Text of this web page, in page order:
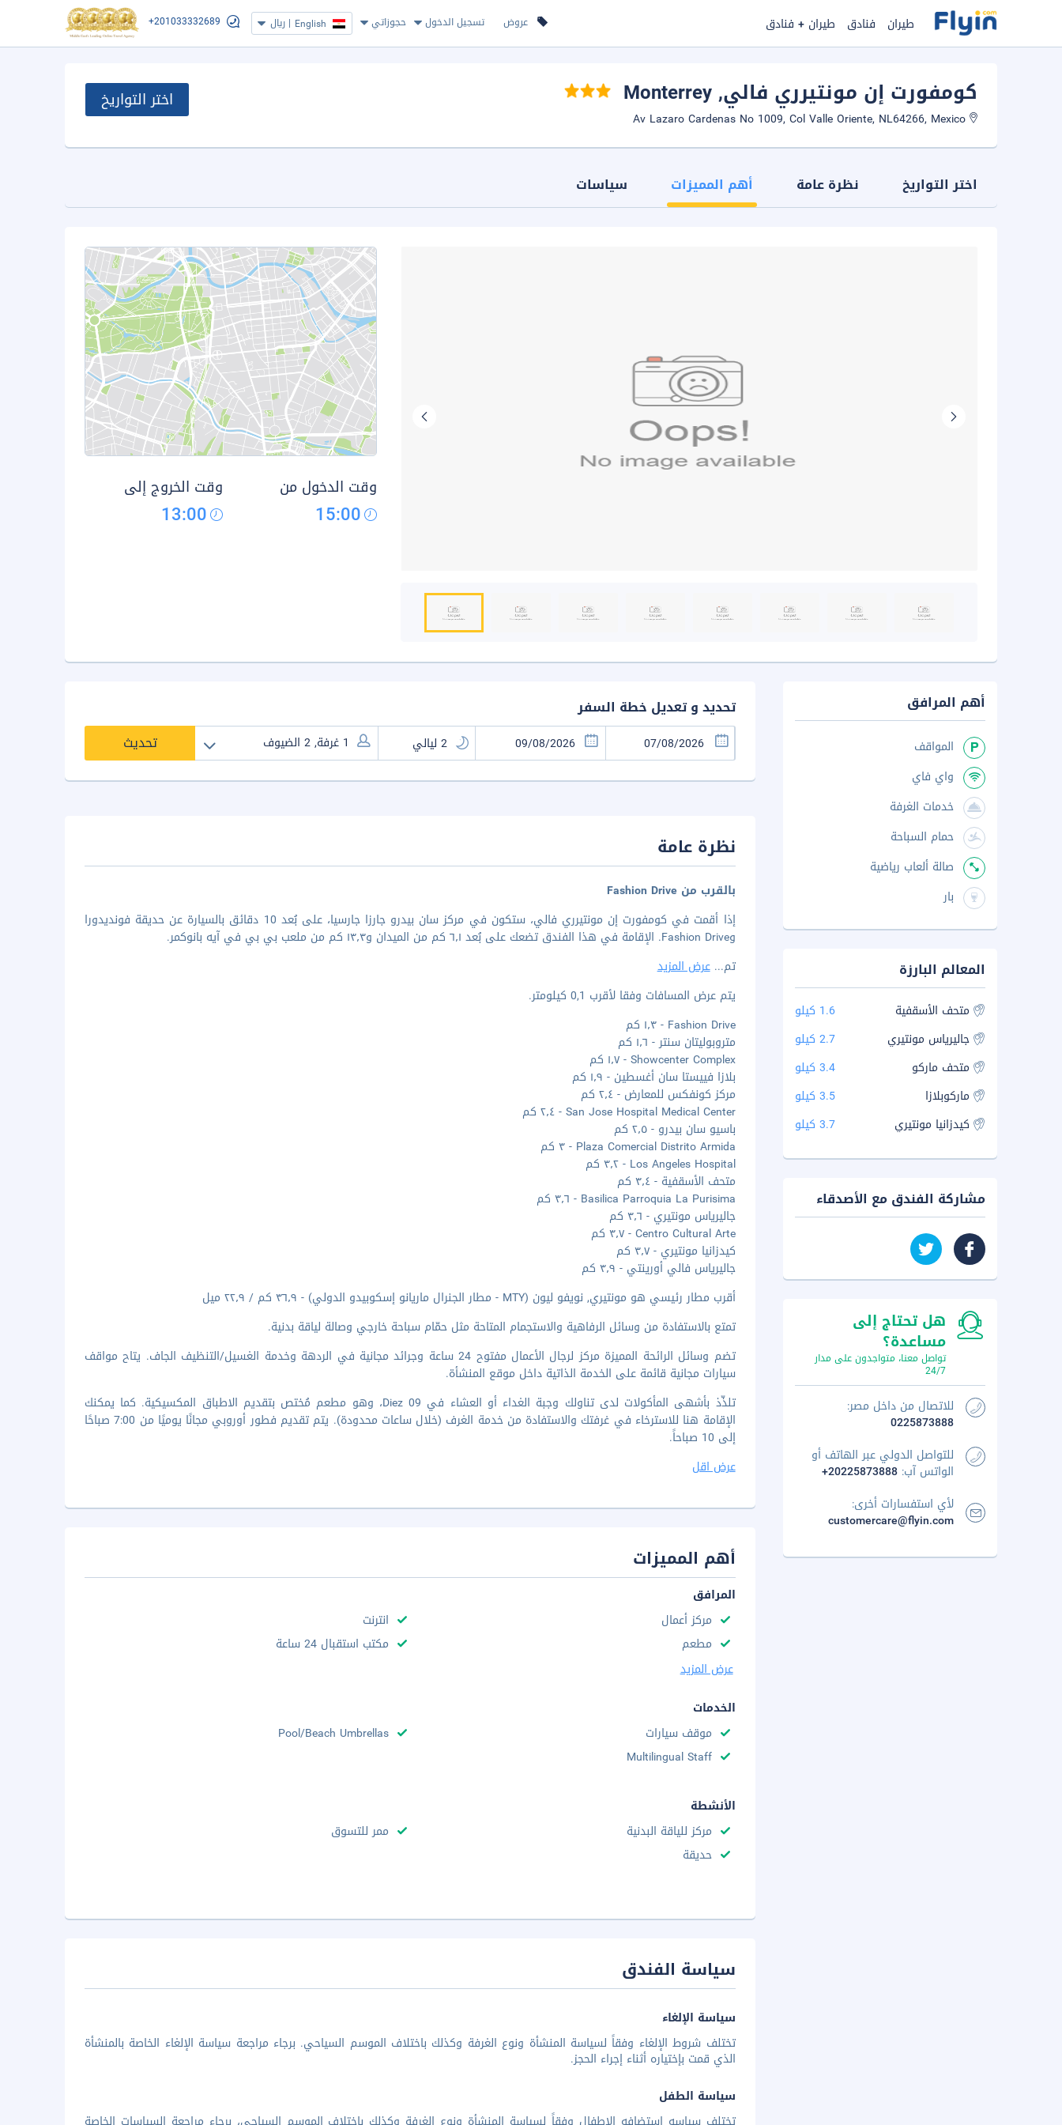
عروض تسجيل الدخول حجوزاتي English
| ريال +201033332689 طيران فنادق طيران + فنادق
كومفورت إن مونتيرري فالي, Monterrey اختر التواريخ
اختر التواريخ نظرة عامة أهم المميزات سياسات
وقت الدخول من
15:00
وقت الخروج إلى
13:00
تحديد و تعديل خطة السفر
تحديث
نظرة عامة
بالقرب من Fashion Drive
إذا أقمت في كومفورت إن مونتيرري فالي، ستكون في مركز سان بيدرو جارزا جارسيا، على بُعد 10 دقائق بالسيارة عن حديقة فونديدورا
وFashion Drive. الإقامة في هذا الفندق تضعك على بُعد ٦٫١ كم من الميدان و١٣٫٣ كم من ملعب بي بي في آيه بانوكمر.
تم...عرض المزيد
يتم عرض المسافات وفقا لأقرب 0,1 كيلومتر.
Fashion Drive - ١٫٣ كم
متروبوليتان سنتر - ١٫٦ كم
Showcenter Complex - ١٫٧ كم
بلازا فييستا سان أغسطين - ١٫٩ كم
مركز كونفكس للمعارض - ٢٫٤ كم
San Jose Hospital Medical Center - ٢٫٤ كم
باسيو سان بيدرو - ٢٫٥ كم
Plaza Comercial Distrito Armida - ٣ كم
Los Angeles Hospital - ٣٫٢ كم
متحف الأسقفية - ٣٫٤ كم
Basilica Parroquia La Purisima - ٣٫٦ كم
جاليرياس مونتيري - ٣٫٦ كم
Centro Cultural Arte - ٣٫٧ كم
كيدزانيا مونتيري - ٣٫٧ كم
جاليرياس فالي أورينتي - ٣٫٩ كم
أقرب مطار رئيسي هو مونتيري, نويفو ليون (MTY - مطار الجنرال ماريانو إسكوبيدو الدولي) - ٣٦٫٩ كم / ٢٢٫٩ ميل
تمتع بالاستفادة من وسائل الرفاهية والاستجمام المتاحة مثل حمّام سباحة خارجي وصالة لياقة بدنية.
تضم وسائل الرائحة المميزة مركز لرجال الأعمال مفتوح 24 ساعة وجرائد مجانية في الردهة وخدمة الغسيل/التنظيف الجاف. يتاح مواقف
سيارات مجانية قائمة على الخدمة الذاتية داخل موقع المنشأة.
تلذّذ بأشهى المأكولات لدى تناولك وجبة الغداء أو العشاء في Diez 09، وهو مطعم مُختص بتقديم الاطباق المكسيكية. كما يمكنك
الإقامة هنا للاسترخاء في غرفتك والاستفادة من خدمة الغرف (خلال ساعات محدودة). يتم تقديم فطور أوروبي مجانًا يوميًا من 7:00 صباحًا
إلى 10 صباحاً.
عرض اقل
أهم المميزات
المرافق
مركز أعمال
انترنت
مطعم
مكتب استقبال 24 ساعة
عرض المزيد
الخدمات
موقف سيارات
Pool/Beach Umbrellas
Multilingual Staff
الأنشطة
مركز للياقة البدنية
ممر للتسوق
حديقة
سياسة الفندق
سياسة الإلغاء
تختلف شروط الإلغاء وفقاً لسياسة المنشأة ونوع الغرفة وكذلك باختلاف الموسم السياحي. برجاء مراجعة سياسة الإلغاء الخاصة بالمنشأة
الذي قمت بإختياره أثناء إجراء الحجز.
سياسة الطفل
أهم المرافق
المواقف
واي فاي
خدمات الغرفة
حمام السباحة
صالة ألعاب رياضية
بار
المعالم البارزة
متحف الأسقفية
1.6 كيلو
جاليرياس مونتيري
2.7 كيلو
متحف ماركو
3.4 كيلو
ماركوبلازا
3.5 كيلو
كيدزانيا مونتيري
3.7 كيلو
مشاركة الفندق مع الأصدقاء
هل تحتاج إلى
مساعدة؟
تواصل معنا، متواجدون على مدار
24/7
للاتصال من داخل مصر:
0225873888
للتواصل الدولي عبر الهاتف أو
الواتس آب: +20225873888
لأي استفسارات أخرى:
customercare@flyin.com